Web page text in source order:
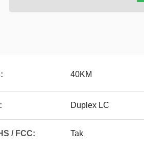
40KM
Duplex LC
/ FCC: Tak